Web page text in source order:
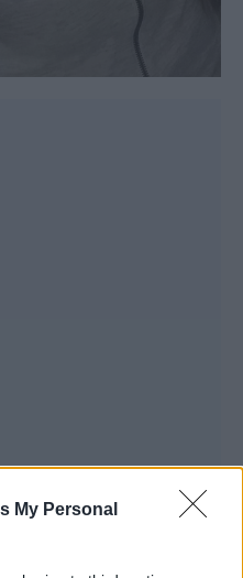
My Personal